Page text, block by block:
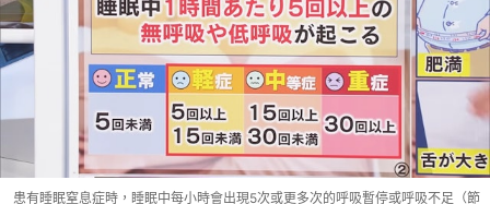
患有睡眠窒息症時，睡眠中每小時會出現5次或更多次的呼吸暫停或呼吸不足（節